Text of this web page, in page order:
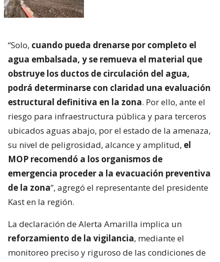
“Solo, cuando pueda drenarse por completo el
agua embalsada, y se remueva el material que
obstruye los ductos de circulación del agua,
podrá determinarse con claridad una evaluación
estructural definitiva en la zona. Por ello, ante el
riesgo para infraestructura pública y para terceros
ubicados aguas abajo, por el estado de la amenaza,
su nivel de peligrosidad, alcance y amplitud, el
MOP recomendó a los organismos de
emergencia proceder a la evacuación preventiva
de la zona”, agregó el representante del presidente
Kast en la región.
La declaración de Alerta Amarilla implica un
reforzamiento de la vigilancia, mediante el
monitoreo preciso y riguroso de las condiciones de